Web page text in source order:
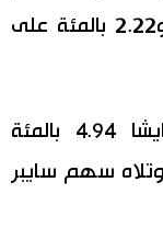
أيضا لتوبكس بالارتفاع 2.48 بالمئة و2.22 بالمئة على
وزاد سهم كاواساكي كيسن كايشا 4.94 بالمئة
سهم سايبر